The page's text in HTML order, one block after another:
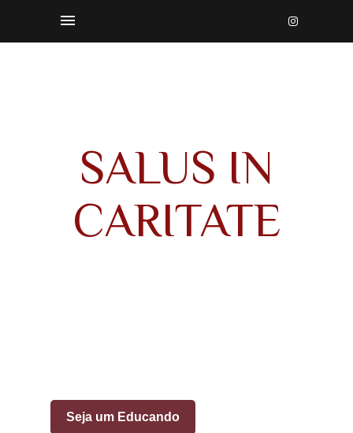
SALUS IN
CARITATE
Seja um Educando